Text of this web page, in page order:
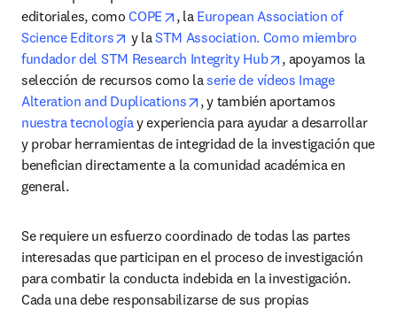
editoriales, como COPE opens in new tab/window
, la European Association of
Science Editors
opens in new tab/window
y la STM Association. Como miembro
fundador del STM Research Integrity Hub
opens in new tab/
, apoyamos la
selección de recursos como la serie de vídeos Image
Alteration and Duplications
opens in new tab/window
nuestra tecnología y experiencia para ayudar a desarrollar
y probar herramientas de integridad de la investigación que
benefician directamente a la comunidad académica en
general.
Se requiere un esfuerzo coordinado de todas las partes
interesadas que participan en el proceso de investigación
para combatir la conducta indebida en la investigación.
Cada una debe responsabilizarse de sus propias